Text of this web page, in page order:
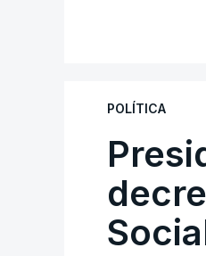
POLÍTICA